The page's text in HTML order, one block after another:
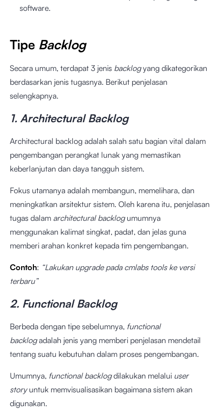
software.
Tipe Backlog
Secara umum, terdapat 3 jenis backlogyang dikategorikan
berdasarkan jenis tugasnya. Berikut penjelasan
selengkapnya.
1. Architectural Backlog
Architectural backlog adalah salah satu bagian vital dalam
pengembangan perangkat lunak yang memastikan
keberlanjutan dan daya tangguh sistem.
Fokus utamanya adalah membangun, memelihara, dan
meningkatkan arsitektur sistem. Oleh karena itu, penjelasan
tugas dalam architectural backlogumumnya
menggunakan kalimat singkat, padat, dan jelas guna
memberi arahan konkret kepada tim pengembangan.
Contoh: “Lakukan upgrade pada cmlabs tools ke versi
terbaru”
2. Functional Backlog
Berbeda dengan tipe sebelumnya, functional
backlogadalah jenis yang memberi penjelasan mendetail
tentang suatu kebutuhan dalam proses pengembangan.
Umumnya, functional backlogdilakukan melalui user
story untuk memvisualisasikan bagaimana sistem akan
digunakan.